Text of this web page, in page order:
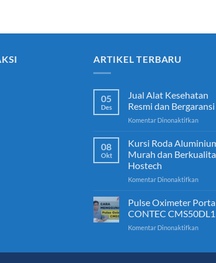
ARTIKEL TERBARU
05
Des
Jual Alat Kesehatan
Resmi dan Bergaransi
Komentar Dinonaktifkanpada
Alat
Resmi
08
Okt
Kursi Roda
Murah dan
Hostech
Komentar Dinonaktifkanpada
Roda
Murah
dan
Pulse Oximeter
CONTEC CMS50DL1
Komentar Dinonaktifkanpada